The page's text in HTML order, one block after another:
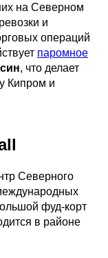
на Северном
и
операций
паромное
, что делает
Кипром и
Северного
фуд-корт
в районе